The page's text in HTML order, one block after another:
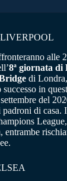
alle
8ª giornata di
di
in
del
di casa.
entrambe